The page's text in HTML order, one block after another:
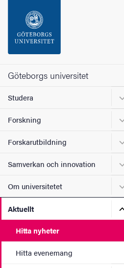
Sidfoten
Om webbplatsen
Göteborgs universitet
Studera
Forskning
Forskarutbildning
Samverkan och innovation
Om universitetet
Aktuellt
Hitta nyheter
Hitta evenemang